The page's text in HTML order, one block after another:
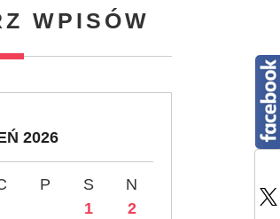
WPISÓW
2026
P S
N
1
2